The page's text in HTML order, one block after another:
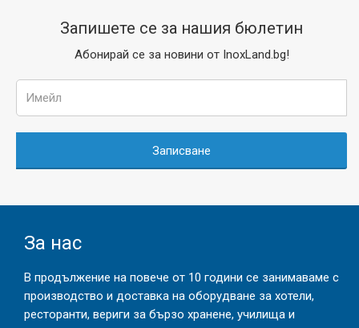
Запишете се за нашия бюлетин
Абонирай се за новини от InoxLand.bg!
Записване
За нас
В продължение на повече от 10 години се занимаваме с
производство и доставка на оборудване за хотели,
ресторанти, вериги за бързо хранене, училища и